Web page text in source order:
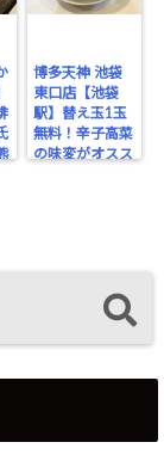
博多天神 池袋
東口店【池袋
駅】替え玉1玉
無料！辛子高菜
の味変がオスス